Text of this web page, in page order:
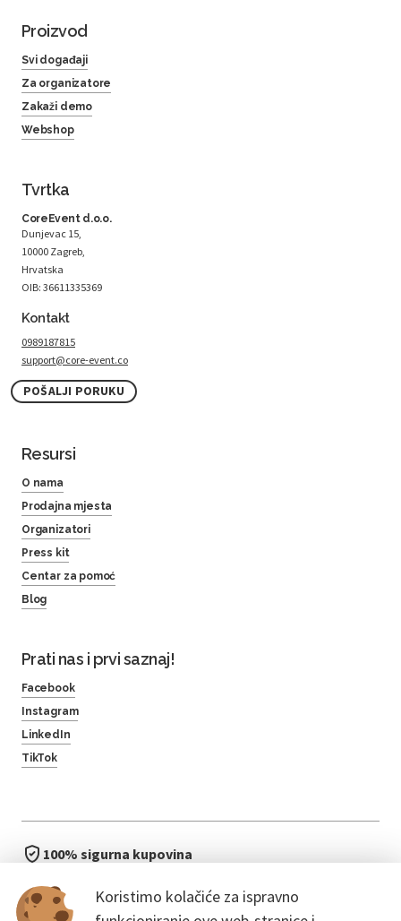
Koristimo kolačiće za ispravno
Proizvod
Svi događaji
Za organizatore
Zakaži demo
Webshop
Tvrtka
CoreEvent d.o.o.
Dunjevac 15,
10000 Zagreb,
Hrvatska
OIB: 36611335369
Kontakt
0989187815
support@core-event.co
POŠALJI PORUKU
Resursi
O nama
Prodajna mjesta
Organizatori
Press kit
Centar za pomoć
Blog
Prati nas i prvi saznaj!
Facebook
Instagram
LinkedIn
TikTok
100% sigurna kupovina
bez čekanja u redu